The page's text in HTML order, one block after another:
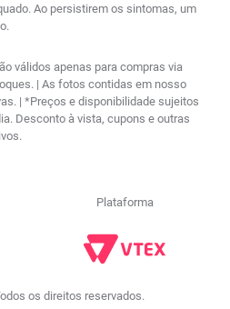
Ao persistirem os sintomas, um
válidos apenas para compras via
| As fotos contidas em nosso
| *Preços e disponibilidade sujeitos
Desconto à vista, cupons e outras
Plataforma
os direitos reservados.